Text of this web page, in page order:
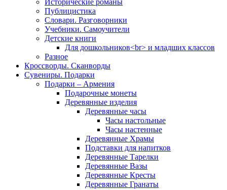
Исторические романы
Публицистика
Словари. Разговорники
Учебники. Самоучители
Детские книги
Для дошкольников<br> и младших классов
Разное
Кроссворды. Сканворды
Сувениры. Подарки
Подарки – Армения
Подарочные монеты
Деревянные изделия
Деревянные часы
Часы настольные
Часы настенные
Деревянные Храмы
Подставки для напитков
Деревянные Тарелки
Деревянные Вазы
Деревянные Кресты
Деревянные Гранаты